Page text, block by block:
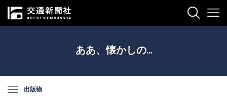
ああ、懐かしの…
出版物